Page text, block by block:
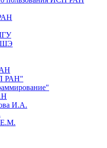
РАН"
И.А.
Е.М.